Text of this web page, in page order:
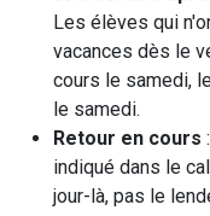
Les élèves qui
vacances dès le
cours le samedi,
le samedi.
Retour en cours
indiqué dans le
jour-là, pas le